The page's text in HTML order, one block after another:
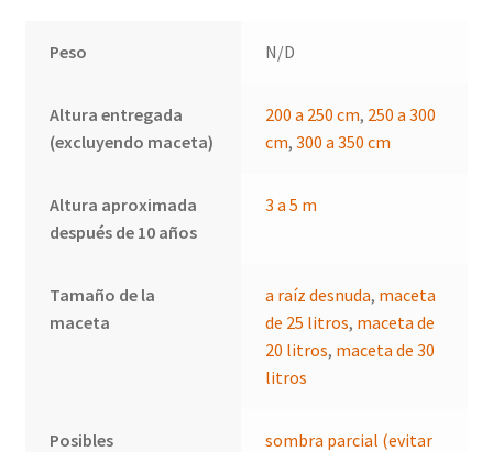
Peso N/D
Altura entregada
(excluyendo maceta)
200 a 250 cm, 250 a 300
cm,300 a 350 cm
Altura aproximada
después de 10 años
3 a 5 m
Tamaño de la
maceta
a raíz desnuda, maceta
de 25 litros, maceta de
20 litros, maceta de 30
litros
Posibles
sombra parcial (evitar